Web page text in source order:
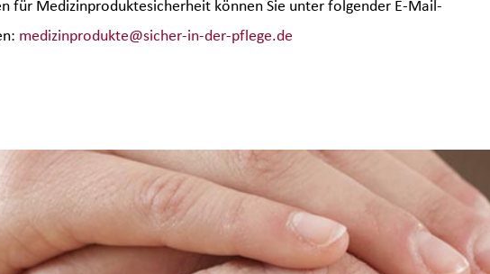
für Medizinproduktesicherheit können Sie unter folgender E-Mail-
medizinprodukte@sicher-in-der-pflege.de